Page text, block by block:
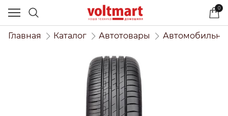
0
Главная Каталог Автотовары